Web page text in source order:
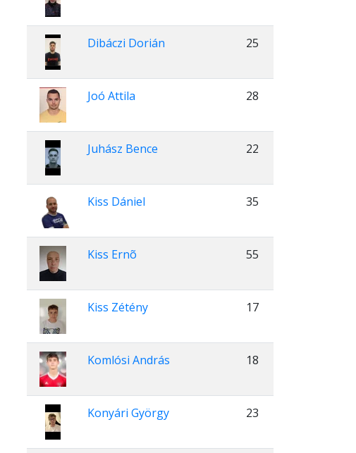
Dibáczi Dorián 25
Joó Attila 28
Juhász Bence 22
Kiss Dániel 35
Kiss Ernõ 55
Kiss Zétény 17
Komlósi András 18
Konyári György 23